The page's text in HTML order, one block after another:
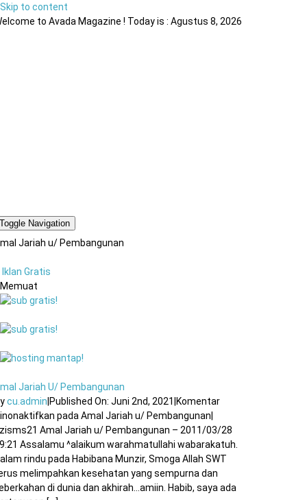
Skip to content
to Avada Magazine ! Today is : Agustus 8, 2026
Toggle Navigation
Jariah u/ Pembangunan
Iklan Gratis
Memuat
Jariah U/ Pembangunan
cu.admin Published On: Juni 2nd, 2021 Komentar
pada Amal Jariah u/ Pembangunan
Amal Jariah u/ Pembangunan – 2011/03/28
Assalamu ^alaikum warahmatullahi wabarakatuh.
rindu pada Habibana Munzir, Smoga Allah SWT
melimpahkan kesehatan yang sempurna dan
di dunia dan akhirah…amiin. Habib, saya ada